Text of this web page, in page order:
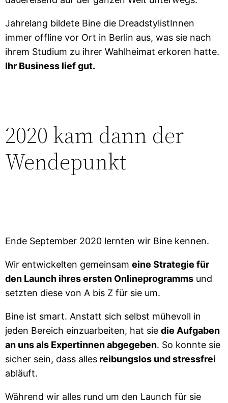
Jahrelang bildete Bine die DreadstylistInnen
immer offline vor Ort in Berlin aus, was sie nach
ihrem Studium zu ihrer Wahlheimat erkoren hatte.
Ihr Business lief gut.
2020 kam dann der
Wendepunkt
Ende September 2020 lernten wir Bine kennen.
Wir entwickelten gemeinsam eine Strategie für
den Launch ihres ersten Onlineprogramms und
setzten diese von A bis Z für sie um.
Bine ist smart. Anstatt sich selbst mühevoll in
jeden Bereich einzuarbeiten, hat sie die Aufgaben
an uns als Expertinnen abgegeben. So konnte sie
sicher sein, dass alles reibungslos und stressfrei
abläuft.
Während wir alles rund um den Launch für sie